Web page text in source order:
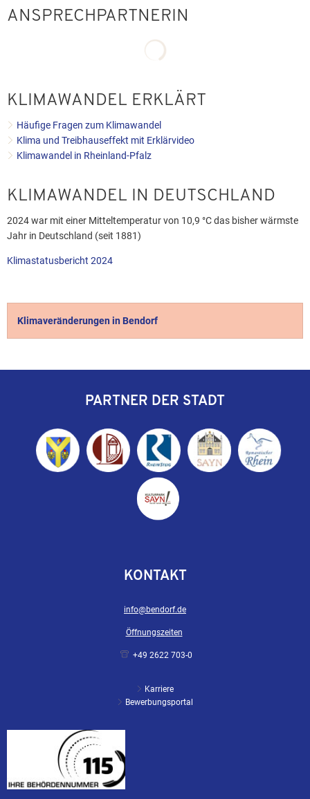
ANSPRECHPARTNERIN
KLIMAWANDEL ERKLÄRT
Häufige Fragen zum Klimawandel
Klima und Treibhauseffekt mit Erklärvideo
Klimawandel in Rheinland-Pfalz
KLIMAWANDEL IN DEUTSCHLAND
2024 war mit einer Mitteltemperatur von 10,9 °C das bisher wärmste
Jahr in Deutschland (seit 1881)
Klimastatusbericht 2024
Klimaveränderungen in Bendorf
PARTNER DER STADT
KONTAKT
info@bendorf.de
Öffnungszeiten
+49 2622 703-0
Karriere
Bewerbungsportal